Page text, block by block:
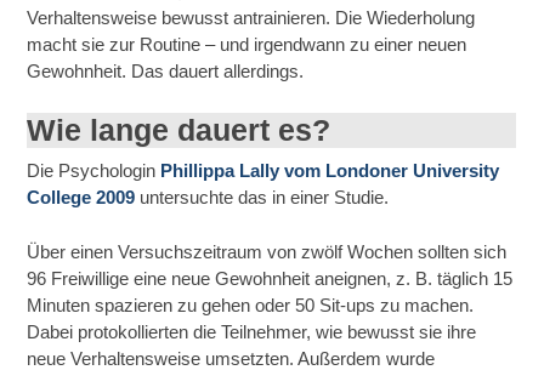
Verhaltensweise bewusst antrainieren. Die Wiederholung
macht sie zur Routine – und irgendwann zu einer neuen
Gewohnheit. Das dauert allerdings.
Wie lange dauert es?
Die PsychologinPhillippa Lally vom Londoner University
College 2009untersuchte das in einer Studie.
Über einen Versuchszeitraum von zwölf Wochen sollten sich
96 Freiwillige eine neue Gewohnheit aneignen, z. B. täglich 15
Minuten spazieren zu gehen oder 50 Sit-ups zu machen.
Dabei protokollierten die Teilnehmer, wie bewusst sie ihre
neue Verhaltensweise umsetzten. Außerdem wurde